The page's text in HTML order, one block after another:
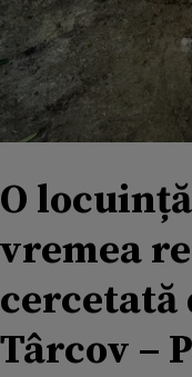
O
vremea
cercetată
Târcov –